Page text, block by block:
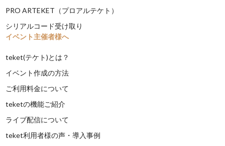
PRO ARTEKET（プロアルテケト）
シリアルコード受け取り
イベント主催者様へ
teket(テケト)とは？
イベント作成の方法
ご利用料金について
teketの機能ご紹介
ライブ配信について
teket利用者様の声・導入事例